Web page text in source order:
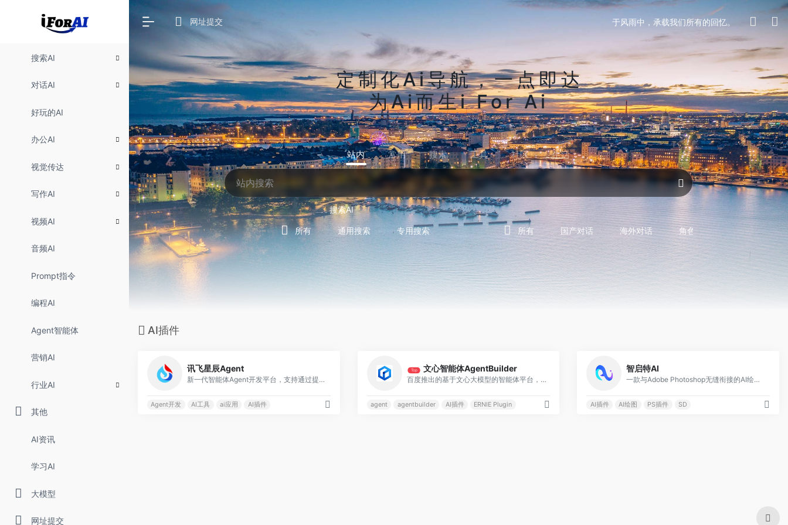
搜索AI
对话AI
好玩的AI
办公AI
视觉传达
写作AI
视频AI
音频AI
Prompt指令
编程AI
Agent智能体
营销AI
行业AI
其他
AI资讯
学习AI
大模型
网址提交
网址提交 于风雨中，承载我们所有的回忆。
定制化Ai导航，一点即达
为Ai而生i For Ai
站内 常用 搜索 工具 社区 生活
搜索AI
所有 通用搜索 专用搜索
对话AI
所有 国产对话 海外对话 角色型对话 专用型对话
AI插件
讯飞星辰Agent
新一代智能体Agent开发平台，支持通过提示词Prompt、工作流Workflow灵活创建专业智能体
Agent开发 AI工具 ai应用 AI插件
Top 文心智能体AgentBuilder
百度推出的基于文心大模型的智能体平台，支持广大开发者根据自身行业领域、应用场景，选取不同类型的开发方式，打造大模型时代的产品能力
agent agentbuilder AI插件 ERNIE Plugin
智启特AI
一款与Adobe Photoshop无缝衔接的AI绘画软件
AI插件 AI绘图 PS插件 SD